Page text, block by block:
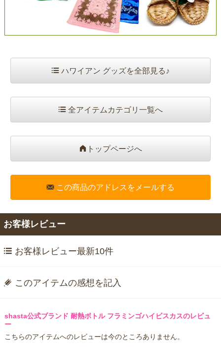
ハワイアン グッズを全部見る♪
全アイテムカテゴリ一覧へ
トップページへ
この商品のアドレスをメールする
お客様レビュー
お客様レビュー最新10件
このアイテムの感想を記入
shasta公式ブランド 耐熱ボトル フラミンゴハイビスカスのレビュ
ー
こちらのアイテムへのレビューは今のところありません。